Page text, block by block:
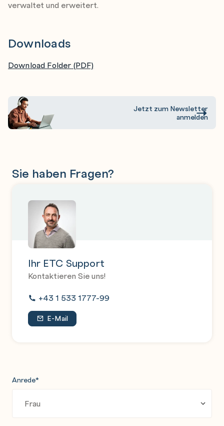
verwaltet und erweitert.
Downloads
Download Folder (PDF)
Jetzt zum Newsletter
anmelden
Sie haben Fragen?
Ihr ETC Support
Kontaktieren Sie uns!
+43 1 533 1777-99
E-Mail
Anrede*